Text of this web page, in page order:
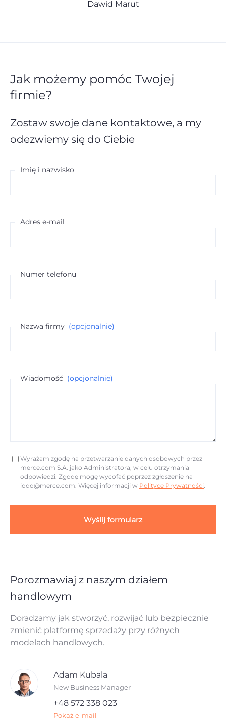
Dawid Marut
Jak możemy pomóc Twojej
firmie?
Zostaw swoje dane kontaktowe, a my
odezwiemy się do Ciebie
Imię i nazwisko
Adres e-mail
Numer telefonu
Nazwa firmy (opcjonalnie)
Wiadomość (opcjonalnie)
Wyrażam zgodę na przetwarzanie danych osobowych przez
merce.com S.A. jako Administratora, w celu otrzymania
odpowiedzi. Zgodę mogę wycofać poprzez zgłoszenie na
iodo@merce.com . Więcej informacji w Polityce Prywatności
Wyślij formularz
Porozmawiaj z naszym działem
handlowym
Doradzamy jak stworzyć, rozwijać lub bezpiecznie
zmienić platformę sprzedaży przy różnych
modelach handlowych.
Adam Kubala
New Business Manager
+48 572 338 023
Pokaż e-mail